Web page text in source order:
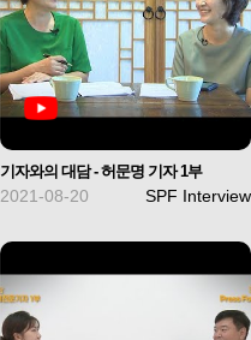
기자와의 대담 - 허문명 기자 1부
2021-08-20 SPF Interview